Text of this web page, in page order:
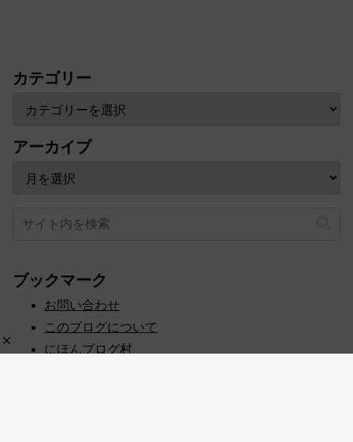
カテゴリー
アーカイブ
ブックマーク
お問い合わせ
このブログについて
にほんブログ村